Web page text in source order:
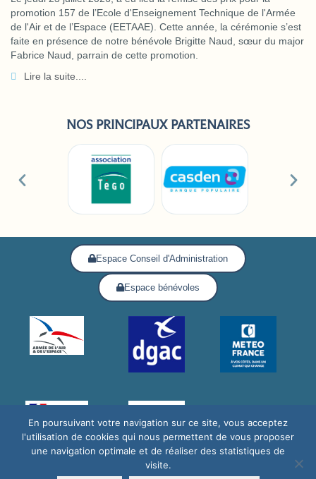
promotion 157 de l’Ecole d'Enseignement Technique de l'Armée
de l'Air et de l’Espace (EETAAE). Cette année, la cérémonie s’est
faite en présence de notre bénévole Brigitte Naud, sœur du major
Fabrice Naud, parrain de cette promotion.
Lire la suite....
NOS PRINCIPAUX PARTENAIRES
Espace Conseil d'Administration
Espace bénévoles
En poursuivant votre navigation sur ce site, vous acceptez
l'utilisation de cookies qui nous permettent de vous proposer
une navigation optimale et de réaliser des statistiques de
visite.